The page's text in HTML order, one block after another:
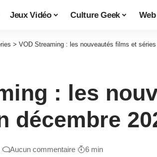
Jeux Vidéo Culture Geek
> VOD Streaming : les nouveautés films et
: les
décembre
Aucun commentaire 6 min